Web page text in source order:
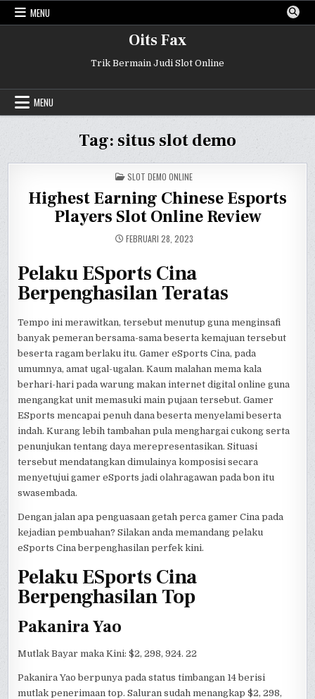
Skip
MENU
Oits Fax
Trik Bermain Judi Slot Online
MENU
Tag: situs slot demo
POSTED
IN
SLOT DEMO ONLINE
Highest Earning Chinese Esports
Players Slot Online Review
FEBRUARI 28, 2023
Pelaku ESports Cina
Berpenghasilan Teratas
Tempo ini merawitkan, tersebut menutup guna menginsafi
banyak pemeran bersama-sama beserta kemajuan tersebut
beserta ragam berlaku itu. Gamer eSports Cina, pada
umumnya, amat ugal-ugalan. Kaum malahan mema kala
berhari-hari pada warung makan internet digital online guna
mengangkat unit memasuki main pujaan tersebut. Gamer
ESports mencapai penuh dana beserta menyelami beserta
indah. Kurang lebih tambahan pula menghargai cukong serta
penunjukan tentang daya merepresentasikan. Situasi
tersebut mendatangkan dimulainya komposisi secara
menyetujui gamer eSports jadi olahragawan pada bon itu
swasembada.
Dengan jalan apa penguasaan getah perca gamer Cina pada
kejadian pembuahan? Silakan anda memandang pelaku
eSports Cina berpenghasilan perfek kini.
Pelaku ESports Cina
Berpenghasilan Top
Pakanira Yao
Mutlak Bayar maka Kini: $2, 298, 924. 22
Pakanira Yao berpunya pada status timbangan 14 berisi
mutlak penerimaan top. Saluran sudah menangkap $2, 298,